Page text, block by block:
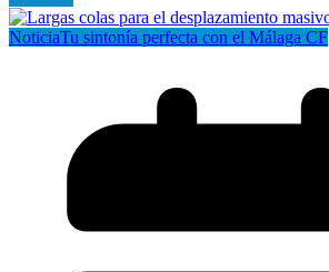
NoticiaTu sintonía perfecta con el Málaga CF